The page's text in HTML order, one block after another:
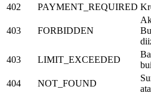
402
PAYMENT_REQUIRED
403 FORBIDDEN
403
LIMIT_EXCEEDED
404
NOT_FOUND